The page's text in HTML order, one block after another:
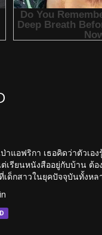
อฟริกา เธอคิดว่าตัวเองรู้
เรียนหนังสืออยู่กับบ้าน ต้อ
ด็กสาวในยุคปัจจุบันทั้งหล